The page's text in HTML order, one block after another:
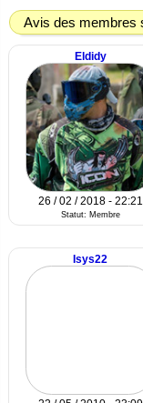
Avis des membres
Eldidy
26 / 02 / 2018 - 22:21
Statut: Membre
Isys22